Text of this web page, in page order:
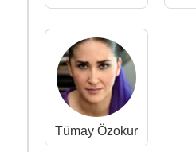
Tümay Özokur